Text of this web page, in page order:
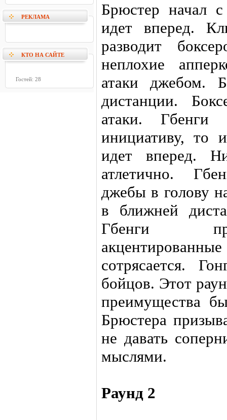
РЕКЛАМА
КТО НА САЙТЕ
Гостей: 28
Брюстер начал
идет вперед.
разводит
неплохие
атаки джебом.
дистанции.
атаки. Гбенги
инициативу, то
идет вперед.
атлетично.
джебы в голову
в ближней
Гбенги
сотрясается.
бойцов. Этот
преимущества
Брюстера
не давать
мыслями.
Раунд 2